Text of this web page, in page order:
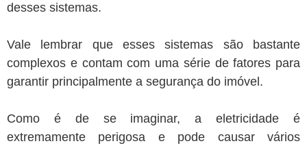
desses sistemas.
Vale lembrar que esses sistemas são bastante
complexos e contam com uma série de fatores para
garantir principalmente a segurança do imóvel.
Como é de se imaginar, a eletricidade é
extremamente perigosa e pode causar vários